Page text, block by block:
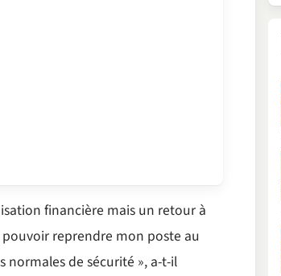
financière mais un retour à
pouvoir reprendre mon poste au
normales de sécurité », a-t-il